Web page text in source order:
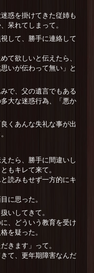
惑を掛けてきた従姉も
呆れてしまって。
して、勝手に連絡して
て欲しいと伝えたら、
いが伝わって無い」と
で、父の遺言でもある
大な迷惑行為、「悪か
くあんな失礼な事が出
たら、勝手に間違いし
もキレて来て。
読みもせず一方的にキ
に思った。
いしてきて。
、どういう教育を受け
を疑った。
きます」って。
て、更年期障害なんだ